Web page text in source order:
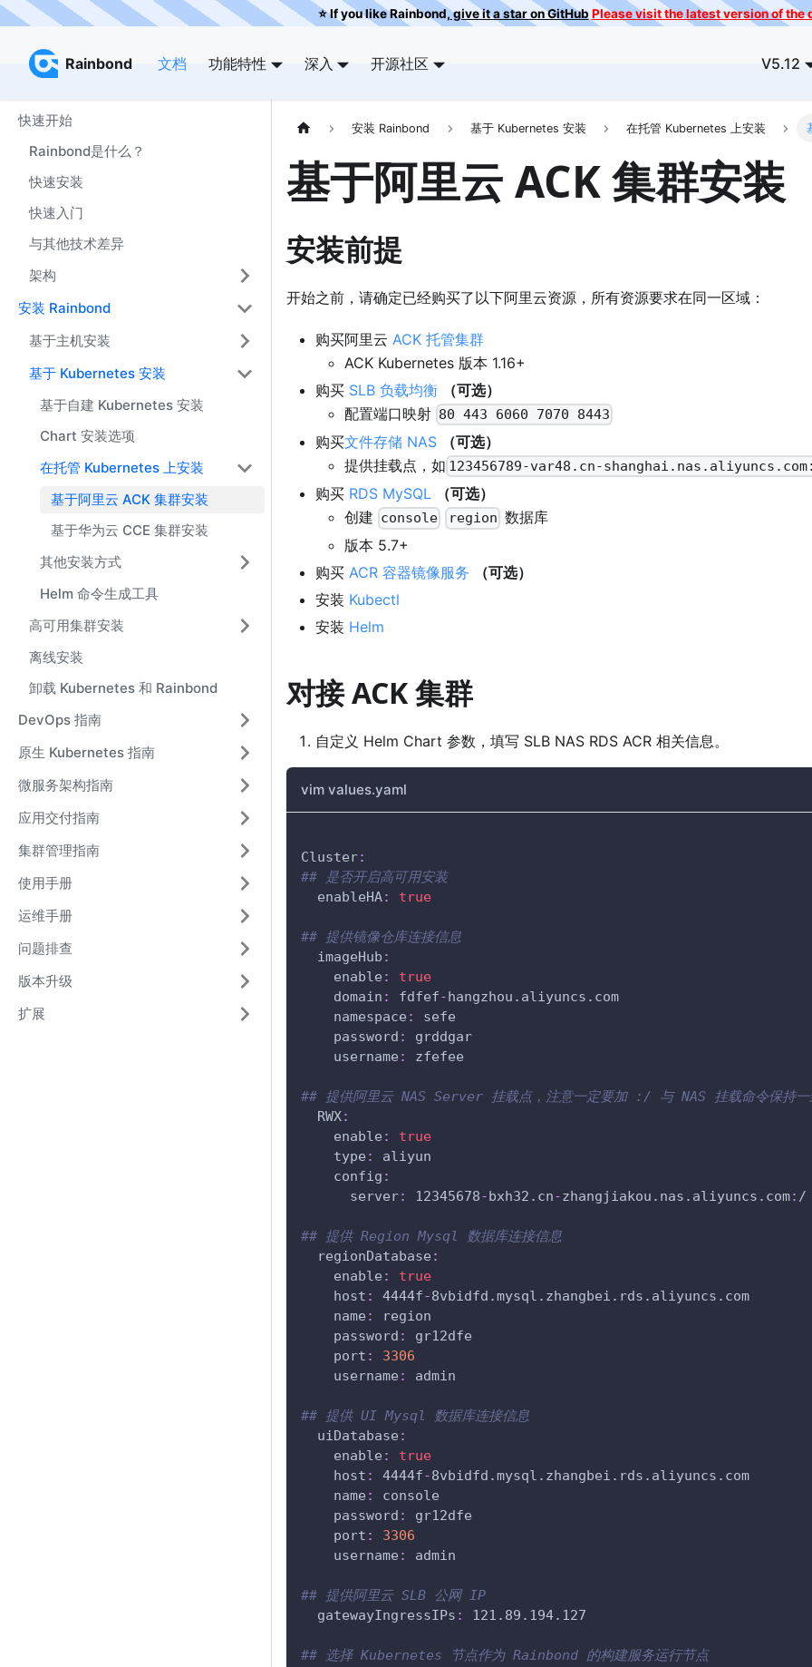
⭐️ If you like Rainbond,give it a star on GitHub Please visit the latest version of the
Rainbond 文档 功能特性 深入 开源社区 V5.12
Rainbond
快速开始
Rainbond是什么？
快速安装
快速入门
与其他技术差异
架构
安装 Rainbond
基于主机安装
基于 Kubernetes 安装
基于自建 Kubernetes 安装
Chart 安装选项
在托管 Kubernetes 上安装
基于阿里云 ACK 集群安装
基于华为云 CCE 集群安装
其他安装方式
Helm 命令生成工具
高可用集群安装
离线安装
卸载 Kubernetes 和 Rainbond
DevOps 指南
原生 Kubernetes 指南
微服务架构指南
应用交付指南
集群管理指南
使用手册
运维手册
问题排查
版本升级
扩展
安装 Rainbond 基于 Kubernetes 安装 在托管 Kubernetes 上安装
基于阿里云 ACK 集群安装
安装前提
开始之前，请确定已经购买了以下阿里云资源，所有资源要求在同一区域：
购买阿里云 ACK 托管集群
ACK Kubernetes 版本 1.16+
购买 SLB 负载均衡
（可选）
配置端口映射 80 443 6060 7070 8443
购买文件存储 NAS
（可选）
提供挂载点，如 123456789-var48.cn-
购买 RDS MySQL
（可选）
创建 console region 数据库
版本 5.7+
购买 ACR 容器镜像服务
（可选）
安装 Kubectl
安装 Helm
对接 ACK 集群
自定义 Helm Chart 参数，填写 SLB NAS RDS ACR 相关信息。
vim values.yaml
Cluster:
## 是否开启高可用安装
enableHA: true
## 提供镜像仓库连接信息
imageHub :
enable :
true
domain : fdfef- hangzhou.aliyuncs.com
namespace :
sefe
password :
grddgar
username : zfefee
## 提供阿里云 NAS Server 挂载点，注意一定要加 :/ 与 NAS 挂载命令保持一
RWX:
enable :
true
type :
aliyun
config :
server: 12345678- bxh32.cn-zhangjiakou.nas.aliyuncs.com: /
## 提供 Region Mysql 数据库连接信息
regionDatabase :
enable :
true
host : 4444f-8vbidfd.mysql.zhangbei.rds.aliyuncs.com
name :
region
password :
gr12dfe
port :
3306
username : admin
## 提供 UI Mysql 数据库连接信息
uiDatabase :
enable :
true
host : 4444f-8vbidfd.mysql.zhangbei.rds.aliyuncs.com
name :
console
password :
gr12dfe
port :
3306
username : admin
## 提供阿里云 SLB 公网 IP
gatewayIngressIPs : 121.89.194.127
## 选择 Kubernetes 节点作为 Rainbond 的构建服务运行节点